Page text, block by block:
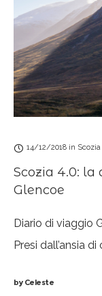
14/12/2018 in Scozia
Scozia 4.0: la
Glencoe
Diario di viaggio
Presi dall’ansia
andata a finire
byCeleste